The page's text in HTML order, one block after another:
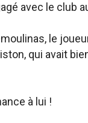
avec le club
le
qui avait
à lui !